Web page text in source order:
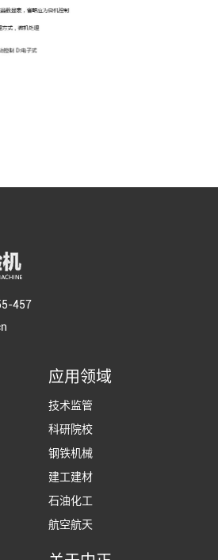
457
应用领域
技术监管
科研院校
钢铁机械
建工建材
石油化工
航空航天